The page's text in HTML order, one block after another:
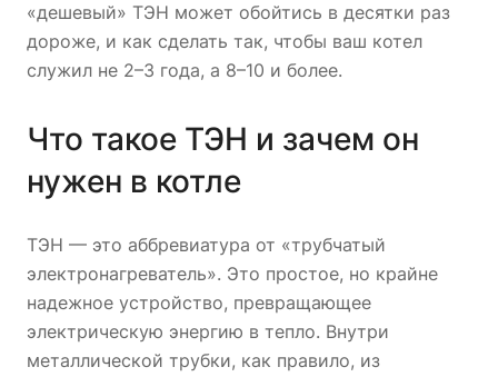
«дешевый» ТЭН может обойтись в десятки раз
дороже, и как сделать так, чтобы ваш котел
служил не 2–3 года, а 8–10 и более.
Что такое ТЭН и зачем он
нужен в котле
ТЭН — это аббревиатура от «трубчатый
электронагреватель». Это простое, но крайне
надежное устройство, превращающее
электрическую энергию в тепло. Внутри
металлической трубки, как правило, из